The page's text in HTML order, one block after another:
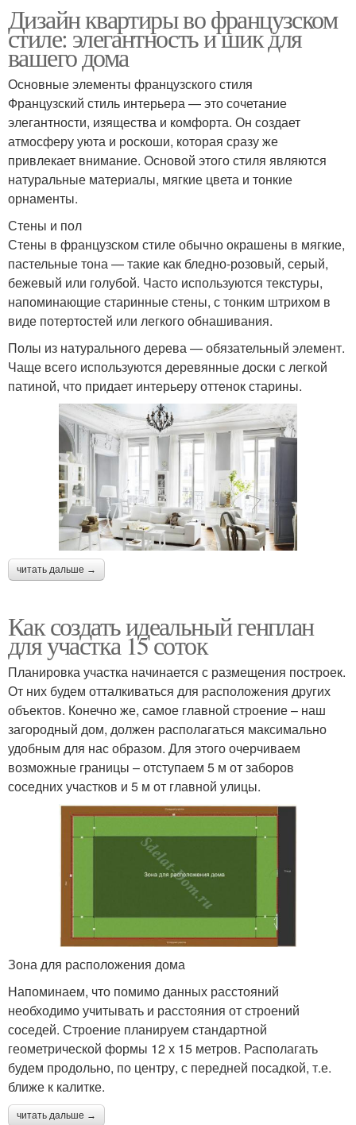
Дизайн квартиры во французском
стиле: элегантность и шик для
вашего дома
Основные элементы французского стиля
Французский стиль интерьера — это сочетание
элегантности, изящества и комфорта. Он создает
атмосферу уюта и роскоши, которая сразу же
привлекает внимание. Основой этого стиля являются
натуральные материалы, мягкие цвета и тонкие
орнаменты.
Стены и пол
Стены в французском стиле обычно окрашены в мягкие,
пастельные тона — такие как бледно-розовый, серый,
бежевый или голубой. Часто используются текстуры,
напоминающие старинные стены, с тонким штрихом в
виде потертостей или легкого обнашивания.
Полы из натурального дерева — обязательный элемент.
Чаще всего используются деревянные доски с легкой
патиной, что придает интерьеру оттенок старины.
читать дальше →
Как создать идеальный генплан
для участка 15 соток
Планировка участка начинается с размещения построек.
От них будем отталкиваться для расположения других
объектов. Конечно же, самое главной строение – наш
загородный дом, должен располагаться максимально
удобным для нас образом. Для этого очерчиваем
возможные границы – отступаем 5 м от заборов
соседних участков и 5 м от главной улицы.
Зона для расположения дома
Напоминаем, что помимо данных расстояний
необходимо учитывать и расстояния от строений
соседей. Строение планируем стандартной
геометрической формы 12 х 15 метров. Располагать
будем продольно, по центру, с передней посадкой, т.е.
ближе к калитке.
читать дальше →